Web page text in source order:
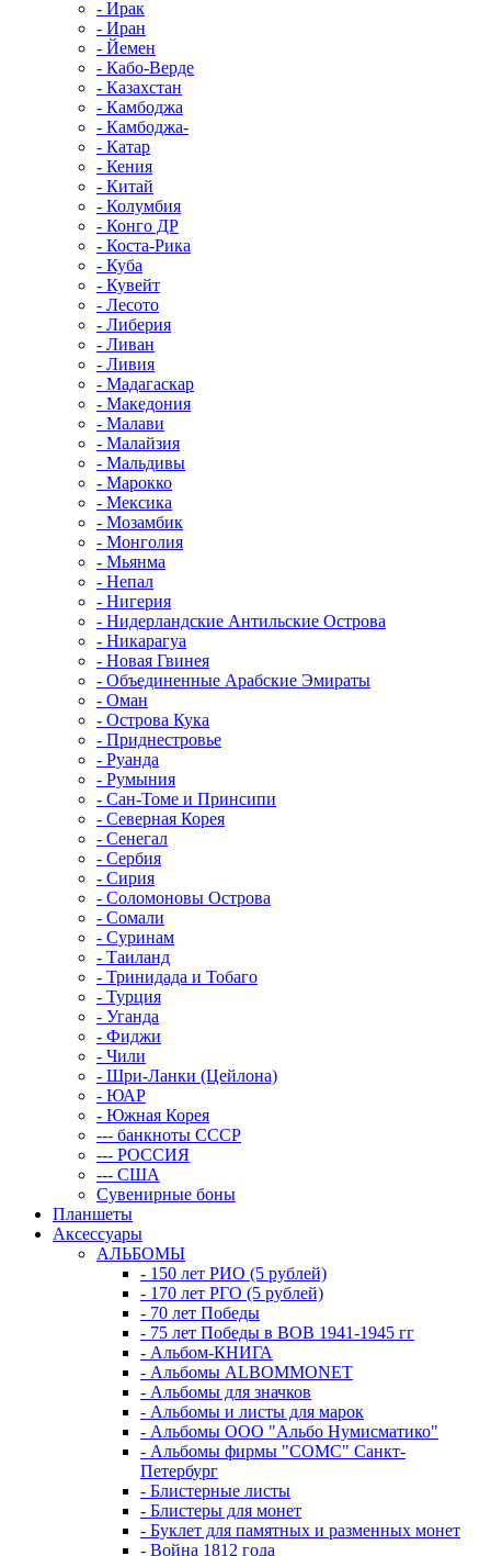
- Ирак
- Иран
- Йемен
- Кабо-Верде
- Казахстан
- Камбоджа
- Камбоджа-
- Катар
- Кения
- Китай
- Колумбия
- Конго ДР
- Коста-Рика
- Куба
- Кувейт
- Лесото
- Либерия
- Ливан
- Ливия
- Мадагаскар
- Македония
- Малави
- Малайзия
- Мальдивы
- Марокко
- Мексика
- Мозамбик
- Монголия
- Мьянма
- Непал
- Нигерия
- Нидерландские Антильские Острова
- Никарагуа
- Новая Гвинея
- Объединенные Арабские Эмираты
- Оман
- Острова Кука
- Приднестровье
- Руанда
- Румыния
- Сан-Томе и Принсипи
- Северная Корея
- Сенегал
- Сербия
- Сирия
- Соломоновы Острова
- Сомали
- Суринам
- Таиланд
- Тринидада и Тобаго
- Турция
- Уганда
- Фиджи
- Чили
- Шри-Ланки (Цейлона)
- ЮАР
- Южная Корея
--- банкноты СССР
--- РОССИЯ
--- США
Сувенирные боны
Планшеты
Аксессуары
АЛЬБОМЫ
- 150 лет РИО (5 рублей)
- 170 лет РГО (5 рублей)
- 70 лет Победы
- 75 лет Победы в ВОВ 1941-1945 гг
- Альбом-КНИГА
- Альбомы ALBOMMONET
- Альбомы для значков
- Альбомы и листы для марок
- Альбомы ООО "Альбо Нумисматико"
- Альбомы фирмы "СОМС" Санкт-
Петербург
- Блистерные листы
- Блистеры для монет
- Буклет для памятных и разменных монет
- Война 1812 года